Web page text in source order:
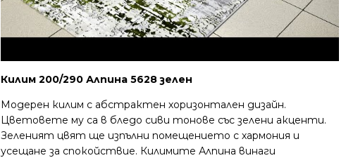
Килим 200/290 Алпина 5628 зелен
Модерен килим с абстрактен хоризонтален дизайн.
Цветовете му са в бледо сиви тонове със зелени акценти.
Зеленият цвят ще изпълни помещението с хармония и
усещане за спокойствие. Килимите Алпина винаги